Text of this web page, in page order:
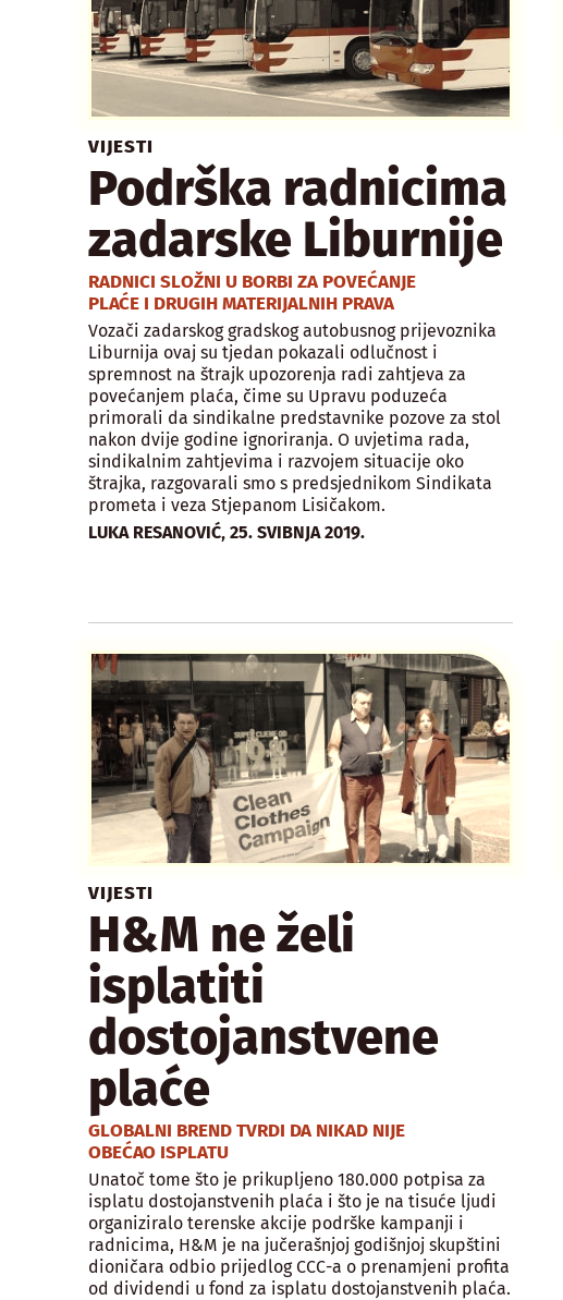
VIJESTI
Podrška radnicima
zadarske Liburnije
RADNICI SLOŽNI U BORBI ZA POVEĆANJE
PLAĆE I DRUGIH MATERIJALNIH PRAVA
Vozači zadarskog gradskog autobusnog prijevoznika
Liburnija ovaj su tjedan pokazali odlučnost i
spremnost na štrajk upozorenja radi zahtjeva za
povećanjem plaća, čime su Upravu poduzeća
primorali da sindikalne predstavnike pozove za stol
nakon dvije godine ignoriranja. O uvjetima rada,
sindikalnim zahtjevima i razvojem situacije oko
štrajka, razgovarali smo s predsjednikom Sindikata
prometa i veza Stjepanom Lisičakom.
LUKA RESANOVIĆ, 25. SVIBNJA 2019.
VIJESTI
H&M ne želi
isplatiti
dostojanstvene
plaće
GLOBALNI BREND TVRDI DA NIKAD NIJE
OBEĆAO ISPLATU
Unatoč tome što je prikupljeno 180.000 potpisa za
isplatu dostojanstvenih plaća i što je na tisuće ljudi
organiziralo terenske akcije podrške kampanji i
radnicima, H&M je na jučerašnjoj godišnjoj skupštini
dioničara odbio prijedlog CCC-a o prenamjeni profita
od dividendi u fond za isplatu dostojanstvenih plaća.